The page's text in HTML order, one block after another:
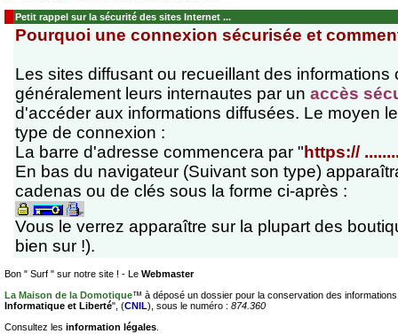
Petit rappel sur la sécurité des sites Internet ...
Pourquoi une connexion sécurisée et
Les sites diffusant ou recueillant des
généralement leurs internautes par un accès
d'accéder aux informations diffusées. Le moyen
type de connexion :
La barre d'adresse commencera par "https://
En bas du navigateur (Suivant son type)
cadenas ou de clés sous la forme ci-après :
Vous le verrez apparaître sur la plupart des
bien sur !).
Bon " Surf " sur notre site ! - Le Webmaster
La Maison de la Domotique™ à déposé un dossier pour la conservation des
Informatique et Liberté", (CNIL), sous le numéro : 874.360
Consultez les information légales